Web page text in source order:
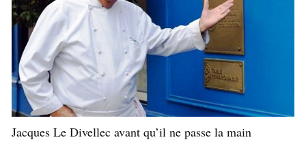
Jacques Le Divellec avant qu’il ne passe la main